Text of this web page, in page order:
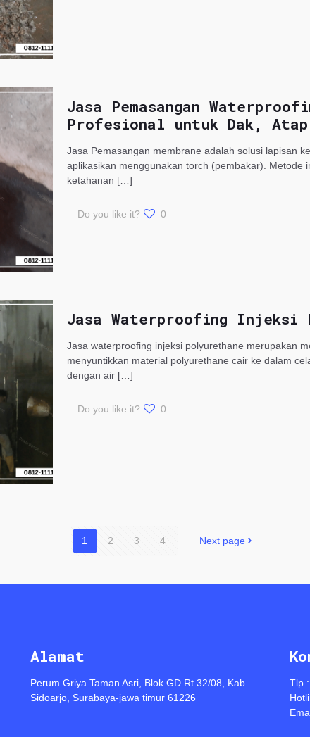
Jasa Pemasangan
Profesional untuk Dak,
Jasa Pemasangan membrane adalah solusi lapisan
aplikasikan menggunakan torch (pembakar). Metode
ketahanan […]
Do you like it? 0
Jasa Waterproofing Injeksi
Jasa waterproofing injeksi polyurethane merupakan
menyuntikkan material polyurethane cair ke dalam
dengan air[…]
Do you like it? 0
1 2 3 4 Next page
Alamat
Perum Griya Taman Asri, Blok GD Rt 32/08, Kab.
Sidoarjo, Surabaya-jawa timur 61226
Tlp